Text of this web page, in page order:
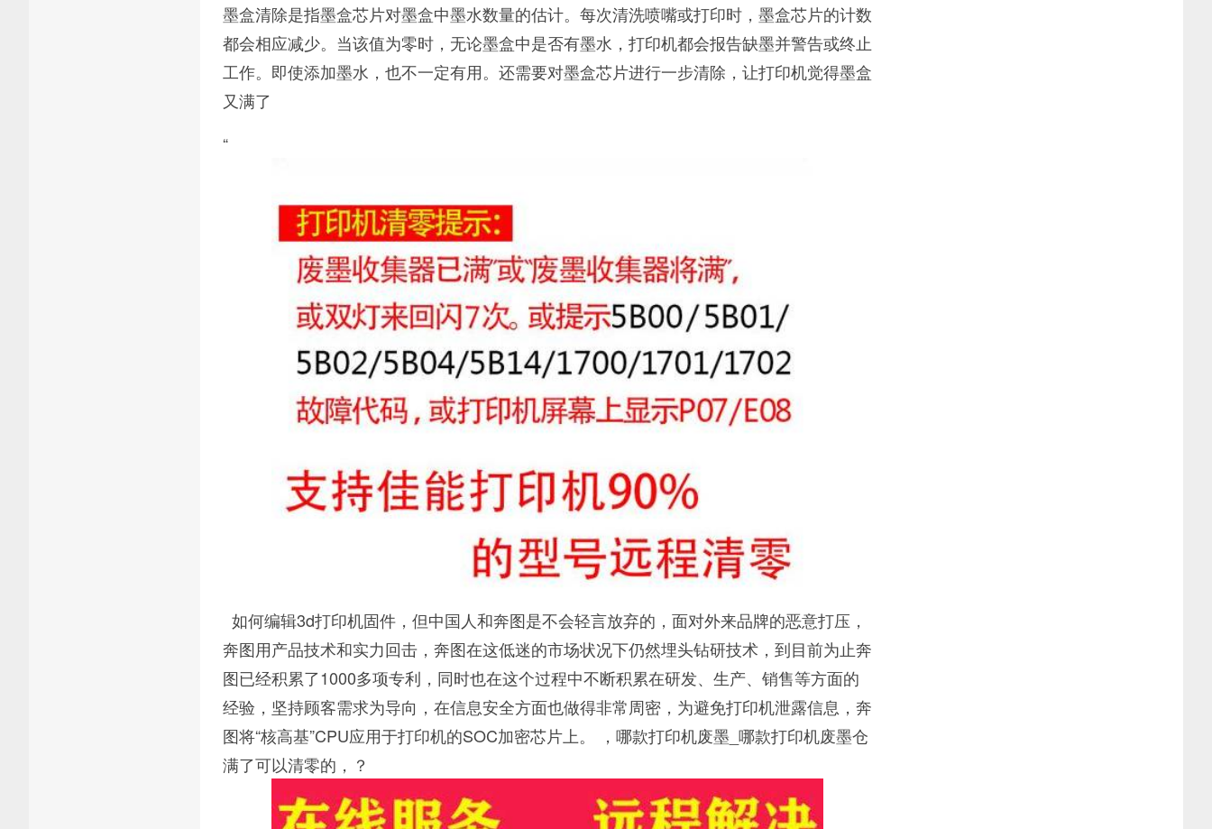
墨盒清除是指墨盒芯片对墨盒中墨水数量的估计。每次清洗喷嘴或打印时，墨盒芯片的计数
都会相应减少。当该值为零时，无论墨盒中是否有墨水，打印机都会报告缺墨并警告或终止
工作。即使添加墨水，也不一定有用。还需要对墨盒芯片进行一步清除，让打印机觉得墨盒
又满了
“
如何编辑3d打印机固件，但中国人和奔图是不会轻言放弃的，面对外来品牌的恶意打压，
奔图用产品技术和实力回击，奔图在这低迷的市场状况下仍然埋头钻研技术，到目前为止奔
图已经积累了1000多项专利，同时也在这个过程中不断积累在研发、生产、销售等方面的
经验，坚持顾客需求为导向，在信息安全方面也做得非常周密，为避免打印机泄露信息，奔
图将“核高基”CPU应用于打印机的SOC加密芯片上。 ，哪款打印机废墨_哪款打印机废墨仓
满了可以清零的，？